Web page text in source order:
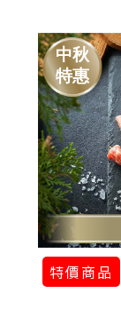
中秋
特惠
特價商品